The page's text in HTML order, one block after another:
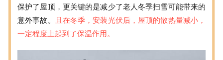
保护了屋顶，更关键的是减少了老人冬季扫雪可能带来的
意外事故。
且在冬季，安装光伏后，屋顶的散热量减小，
一定程度上起到了保温作用。